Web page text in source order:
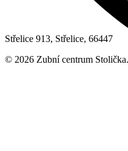
Střelice 913, Střelice, 66447
© 2026 Zubní centrum